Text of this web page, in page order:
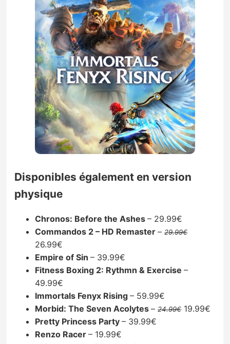
Disponibles également en version
physique
Chronos: Before the Ashes– 29.99€
Commandos 2 – HD Remaster–29.99€
26.99€
Empire of Sin– 39.99€
Fitness Boxing 2: Rythmn & Exercise–
49.99€
Immortals Fenyx Rising– 59.99€
Morbid: The Seven Acolytes–24.99€19.99€
Pretty Princess Party– 39.99€
Renzo Racer– 19.99€